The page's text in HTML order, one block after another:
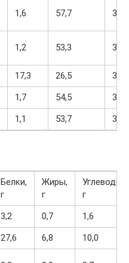
1,6 57,7 323
1,2 53,3 303
17,3 26,5
395
1,7 54,5
309
1,1 53,7 310
Белки,
г
Жиры,
г
Углеводы,
г
3,2 0,7
1,6
27,6 6,8
10,0